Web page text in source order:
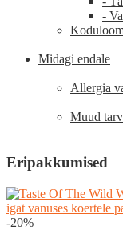
-
Midagi endale
Allergia
Muud
Eripakkumised
-20%